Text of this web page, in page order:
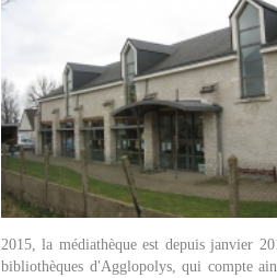
2015, la médiathèque est depuis janvier
bibliothèques d'Agglopolys, qui compte